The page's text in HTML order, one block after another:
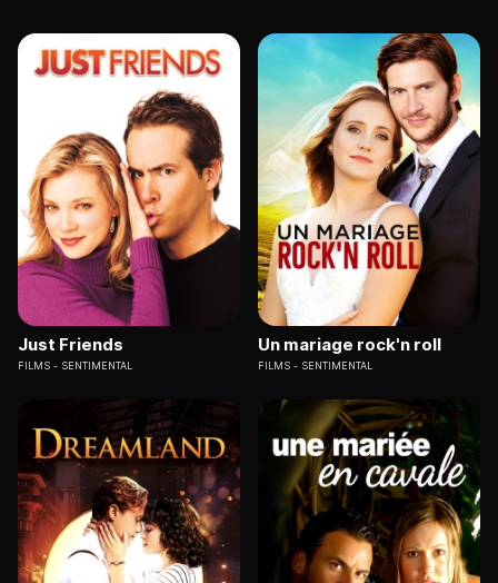
Just Friends
FILMS SENTIMENTAL
Un mariage rock'n roll
FILMS SENTIMENTAL